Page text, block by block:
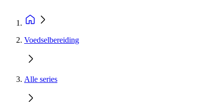
Voedselbereiding
Alle series